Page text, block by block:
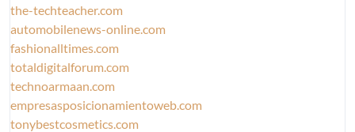
the-techteacher.com
automobilenews-online.com
fashionalltimes.com
totaldigitalforum.com
technoarmaan.com
empresasposicionamientoweb.com
tonybestcosmetics.com